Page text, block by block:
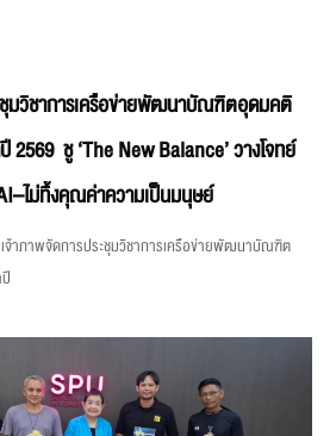
มวิชาการเครือข่ายพัฒนาบัณฑิตอุดมคติ
2569 ชู ‘The New Balance’ วางโจทย์
ไม่ทิ้งคุณค่าความเป็นมนุษย์
จ้าภาพจัดการประชุมวิชาการเครือข่ายพัฒนาบัณฑิต